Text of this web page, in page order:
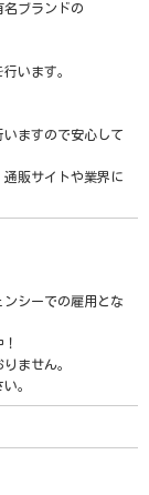
名ブランドの
います。
ますので安心して
販サイトや業界に
シーでの雇用とな
ません。
。